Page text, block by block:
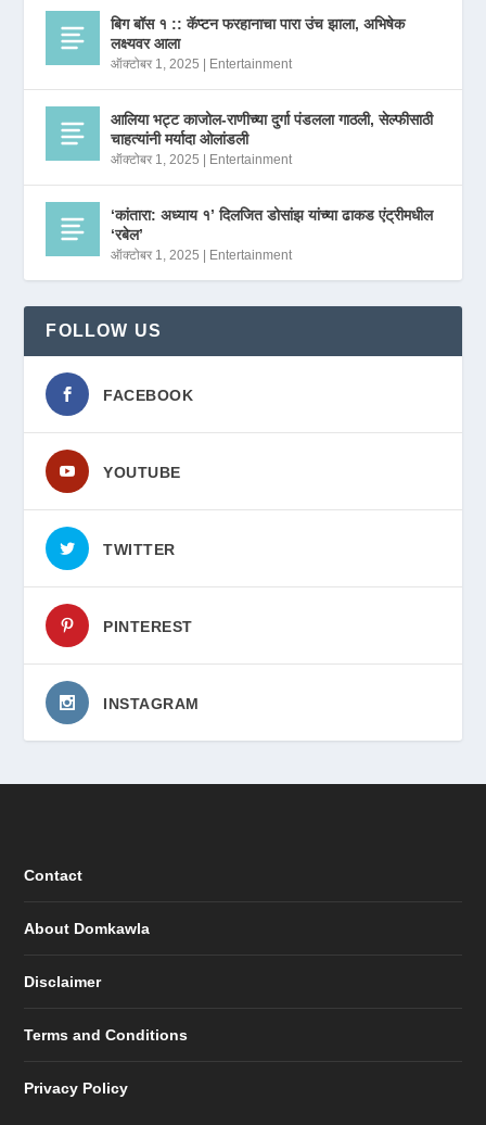
बिग बॉस १ :: कॅप्टन फरहानाचा पारा उंच झाला, अभिषेक
लक्ष्यवर आला
ऑक्टोबर 1, 2025 Entertainment
आलिया भट्ट काजोल-राणीच्या दुर्गा पंडलला गाठली, सेल्फीसाठी
चाहत्यांनी मर्यादा ओलांडली
ऑक्टोबर 1, 2025 Entertainment
‘कांतारा: अध्याय १’ दिलजित डोसांझ यांच्या ढाकड एंट्रीमधील
‘रबेल’
ऑक्टोबर 1, 2025 Entertainment
FOLLOW US
FACEBOOK
YOUTUBE
TWITTER
PINTEREST
INSTAGRAM
Contact
About Domkawla
Disclaimer
Terms and Conditions
Privacy Policy